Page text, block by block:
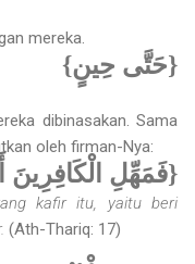
mereka.
{حَتَّى حِينٍ}
dibinasakan. Sama
oleh firman-Nya:
{فَمَهِّلِ الْكَافِرِينَ
kafir itu, yaitu beri
(Ath-Thariq: 17)